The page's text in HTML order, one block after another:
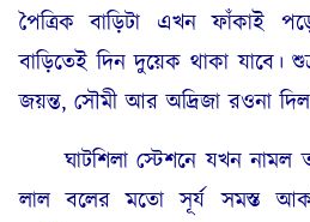
পৈত্রিক বাড়িটা এখন ফাঁকাই
বাড়িতেই দিন দুয়েক থাকা যাবে।
জয়ন্ত, সৌমী আর অদ্রিজা রওনা দিল
ঘাটশিলা স্টেশনে যখন নামল
লাল বলের মতো সূর্য সমস্ত